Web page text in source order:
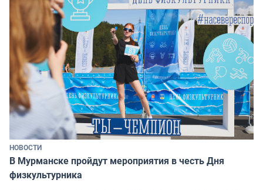
НОВОСТИ
В Мурманске пройдут мероприятия в честь Дня
физкультурника